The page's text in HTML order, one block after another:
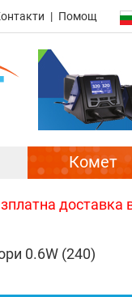
Помощ
Комет
доставка
0.6W (240)